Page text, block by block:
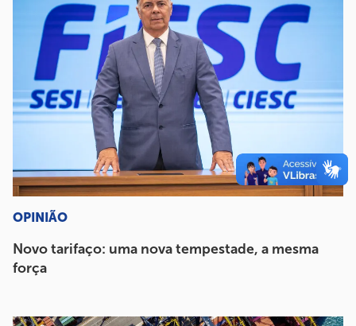
OPINIÃO
Novo tarifaço: uma nova tempestade, a mesma
força